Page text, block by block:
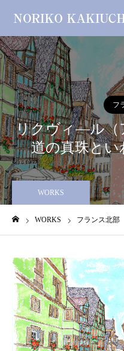
フ
リクヴィ―ル
道の真珠と
WORKS
WORKS フランス北部